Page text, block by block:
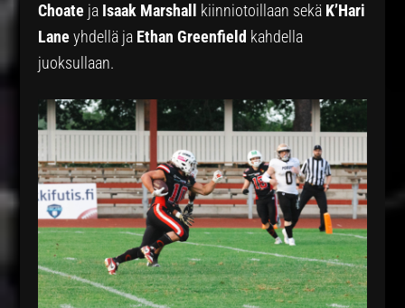
Choate ja Isaak Marshall kiinniotoillaan sekä K’Hari
Lane yhdellä ja Ethan Greenfield kahdella
juoksullaan.